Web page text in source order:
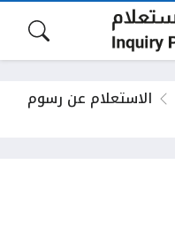
الاستعلام عن رسوم